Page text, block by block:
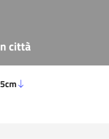
5cm